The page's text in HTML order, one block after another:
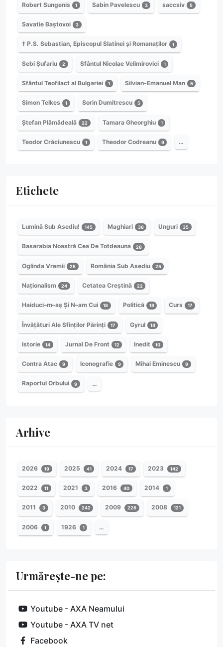
Robert Sungenis 1 Sabin Pavelescu 3 saccsiv 5
Savatie Baștovoi 3
† P.S. Sebastian, Episcopul Slatinei și Romanaților 1
Sebi Șufariu 2 Sfântul Nicolae Velimirovici 1
Sfântul Teofilact al Bulgariei 1 Silvian-Emanuel Man 5
Simon Telkes 1 Sorin Dumitrescu 5
Ștefan Plămădeală 22 Tamara Gheorghiu 1
Teodor Crăciunescu 1 Theodor Codreanu 9 …
Etichete
Lumină Sub Asediu! 145 Maghiari 38 Unguri 35
Basarabia Noastră Cea De Totdeauna 28
Oglinda Vremii 25 România Sub Asediu 25
Naționalism 24 Cetatea Creștină 22
Haiduci–m–aș Și N–am Cui 18 Politică 18 Curs 17
Învățături Ale Sfinților Părinți 17 Gyrul 14
Istorie 14 Jurnal De Front 12 Inedit 10
Contra Atac 9 Iconografie 9 Mihai Eminescu 9
Raportul Orbului 9 …
Arhive
2026 19 2025 41 2024 17 2023 142
2022 11 2021 3 2016 40 2014 1
2011 3 2010 242 2009 226 2008 121
2006 1 1926 1 …
Urmărește-ne pe:
Youtube - AXA Neamului
Youtube - AXA TV net
Facebook